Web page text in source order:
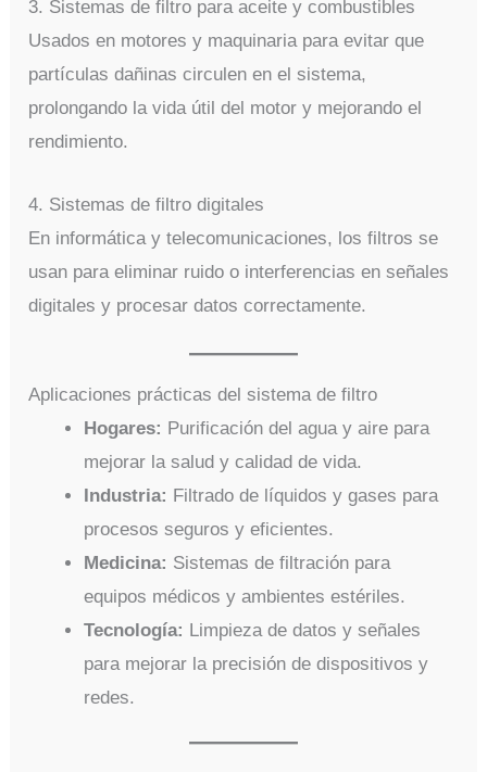
3. Sistemas de filtro para aceite y combustibles
Usados en motores y maquinaria para evitar que
partículas dañinas circulen en el sistema,
prolongando la vida útil del motor y mejorando el
rendimiento.
4. Sistemas de filtro digitales
En informática y telecomunicaciones, los filtros se
usan para eliminar ruido o interferencias en señales
digitales y procesar datos correctamente.
Aplicaciones prácticas del sistema de filtro
Hogares: Purificación del agua y aire para
mejorar la salud y calidad de vida.
Industria: Filtrado de líquidos y gases para
procesos seguros y eficientes.
Medicina: Sistemas de filtración para
equipos médicos y ambientes estériles.
Tecnología: Limpieza de datos y señales
para mejorar la precisión de dispositivos y
redes.